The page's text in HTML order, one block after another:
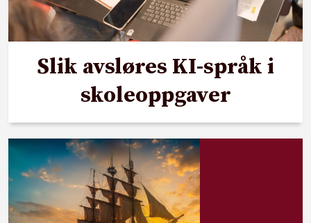
Slik avsløres KI-språk i
skoleoppgaver